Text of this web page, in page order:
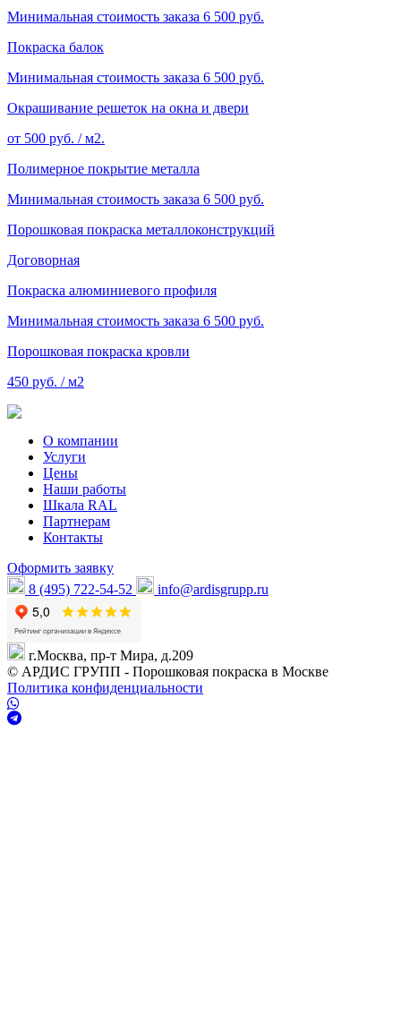
Минимальная стоимость заказа 6 500 руб.
Покраска балок
Минимальная стоимость заказа 6 500 руб.
Окрашивание решеток на окна и двери
от 500 руб. / м2.
Полимерное покрытие металла
Минимальная стоимость заказа 6 500 руб.
Порошковая покраска металлоконструкций
Договорная
Покраска алюминиевого профиля
Минимальная стоимость заказа 6 500 руб.
Порошковая покраска кровли
450 руб. / м2
О компании
Услуги
Цены
Наши работы
Шкала RAL
Партнерам
Контакты
Оформить заявку
8 (495) 722-54-52
info@ardisgrupp.ru
г.Москва, пр-т Мира, д.209
© АРДИС ГРУПП - Порошковая покраска в Москве
Политика конфиденциальности